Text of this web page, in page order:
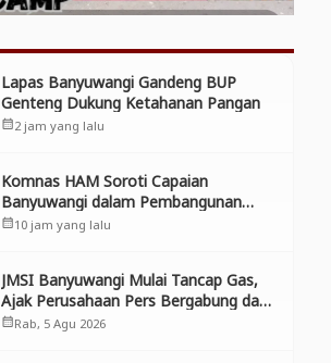
Lapas Banyuwangi Gandeng BUP
Genteng Dukung Ketahanan Pangan
calendar_month2 jam yang lalu
Komnas HAM Soroti Capaian
Banyuwangi dalam Pembangunan
Inklusif, Diusulkan Ikut Penilaian HAM
Nasional
calendar_month10 jam yang lalu
JMSI Banyuwangi Mulai Tancap Gas,
Ajak Perusahaan Pers Bergabung dan
Perkuat Kolaborasi
calendar_monthRab, 5 Agu 2026